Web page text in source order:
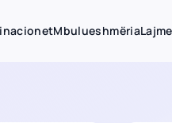
Mbulueshmëria